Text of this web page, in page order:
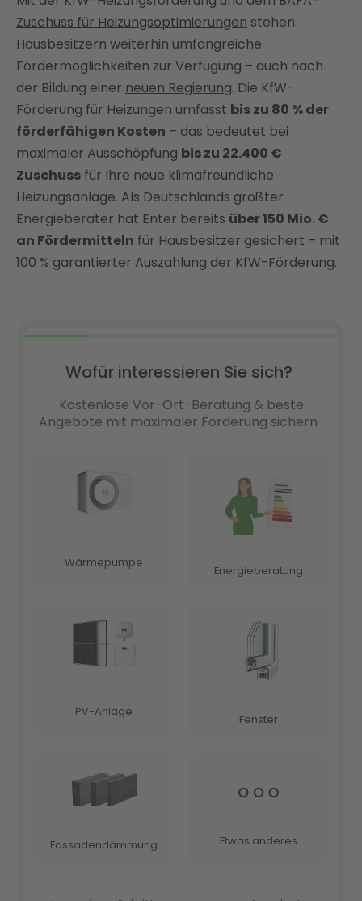
Steuerbonus als Alternative zur Heizungsförderung
Alte Heizung austauschen oder optimieren? Der
Wegweiser zur richtigen Förderung
Vorteile der Heizungsmodernisierung: Warum sich
die Förderung 2026 besonders lohnt
Deine Immobilie fit für die Zukunft machen: Jetzt
Energiewende starten mit Enter
Fördermittel beantragen: Schritt für Schritt zur
maximalen Förderung
Fazit: Heizungstausch durchschnittlich 3.360 €
jährlich sparen mit Enter
FAQ
Zuschuss für Heizungsoptimierungen stehen
Hausbesitzern weiterhin umfangreiche
Fördermöglichkeiten zur Verfügung – auch nach
der Bildung einer neuen Regierung. Die KfW-
Förderung für Heizungen umfasst bis zu 80 % der
förderfähigen Kosten – das bedeutet bei
maximaler Ausschöpfung bis zu 22.400 €
Zuschuss für Ihre neue klimafreundliche
Heizungsanlage. Als Deutschlands größter
Energieberater hat Enter bereits über 150 Mio. €
an Fördermitteln für Hausbesitzer gesichert – mit
100 % garantierter Auszahlung der KfW-Förderung.